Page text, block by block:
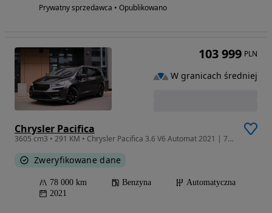
Prywatny sprzedawca • Opublikowano
Chrysler Pacifica
3605 cm3 • 291 KM • Chrysler Pacifica 3.6 V6 Automat 2021 | 78 tys. km | Zadbana | Zamiana
Zweryfikowane dane
78 000 km Benzyna
Automatyczna
2021
103 999 PLN
W granicach średniej